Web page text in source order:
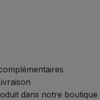
dans notre boutique